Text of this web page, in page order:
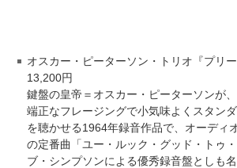
オスカー・ピーターソン・トリオ『プリー
13,200円
鍵盤の皇帝＝オスカー・ピーターソンが
端正なフレージングで小気味よくスタン
を聴かせる1964年録音作品で、オーディ
の定番曲「ユー・ルック・グッド・トゥ
ブ・シンプソンによる優秀録音盤としも名